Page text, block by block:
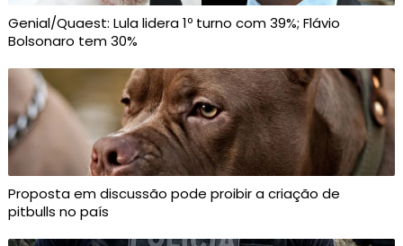
Genial/Quaest: Lula lidera 1º turno com 39%; Flávio
Bolsonaro tem 30%
Proposta em discussão pode proibir a criação de
pitbulls no país